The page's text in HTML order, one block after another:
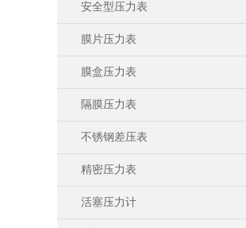
安全型压力表
膜片压力表
膜盒压力表
隔膜压力表
不锈钢差压表
精密压力表
活塞压力计